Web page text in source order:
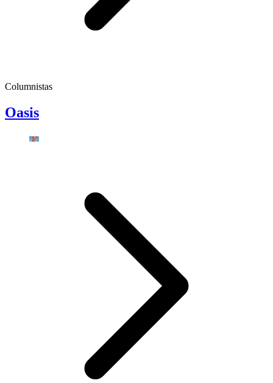
Columnistas
Oasis